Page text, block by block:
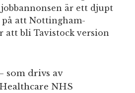
är ett djupt
på att Nottingham-
att bli Tavistock version
som drivs av
NHS